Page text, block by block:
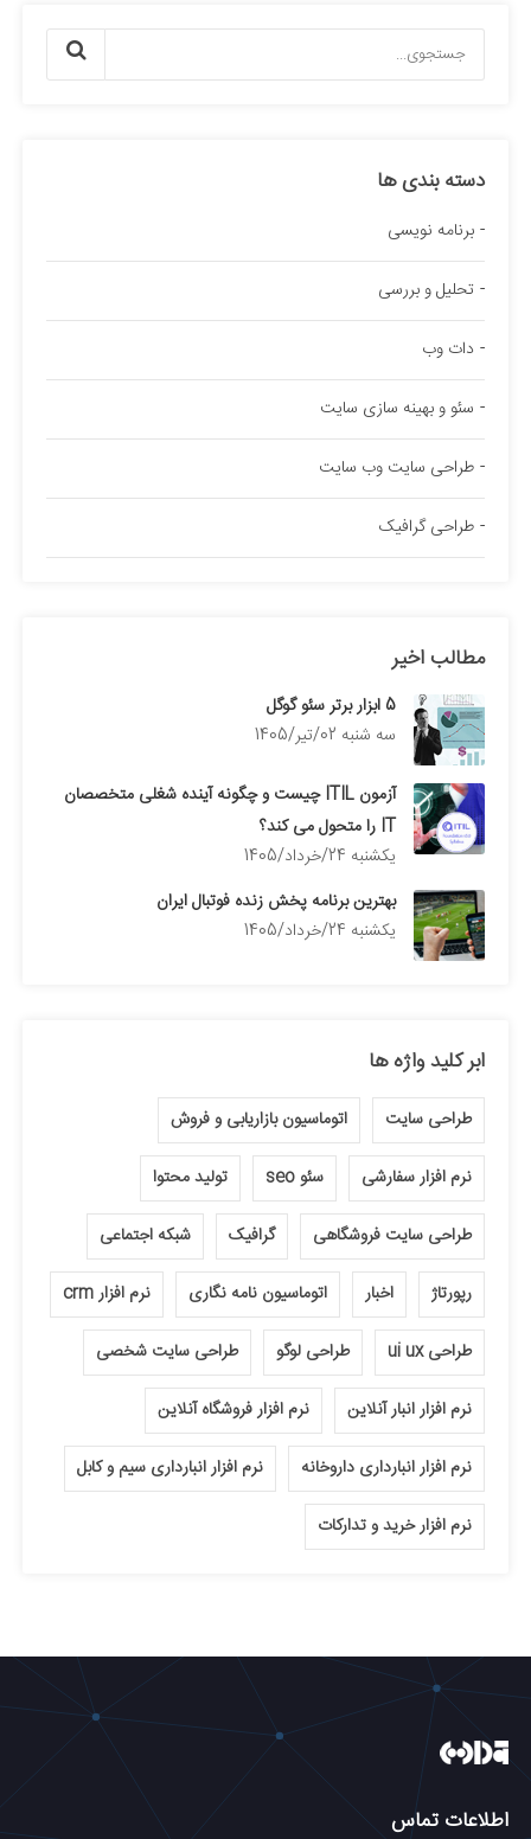
دسته بندی ها
برنامه نویسی
تحلیل و بررسی
دات وب
سئو و بهینه سازی سایت
طراحی سایت وب سایت
طراحی گرافیک
مطالب اخیر
5 ابزار برتر سئو گوگل
سه شنبه 02/تیر/1405
آزمون ITIL چیست و چگونه آینده شغلی متخصصان
IT را متحول می کند؟
يكشنبه 24/خرداد/1405
بهترین برنامه پخش زنده فوتبال ایران
يكشنبه 24/خرداد/1405
ابر کلید واژه ها
طراحی سایت اتوماسیون بازاریابی و فروش
نرم افزار سفارشی سئو seo تولید محتوا
طراحی سایت فروشگاهی گرافیک شبکه اجتماعی
رپورتاژ اخبار اتوماسیون نامه نگاری نرم افزار crm
طراحی ui ux طراحی لوگو طراحی سایت شخصی
نرم افزار انبار آنلاین نرم افزار فروشگاه آنلاین
نرم افزار انبارداری داروخانه نرم افزار انبارداری سیم و کابل
نرم افزار خرید و تدارکات
اطلاعات تماس